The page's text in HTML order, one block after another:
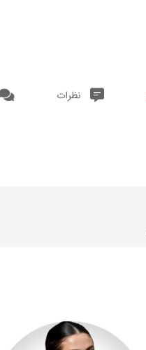
پا به پای هم پیش رفتن و
منحصر به خودشو داره که اینجا
یوتیوب موزیک که بقیه
اجرا‌های زنده، ریمیکس‌ها و…
نظرات